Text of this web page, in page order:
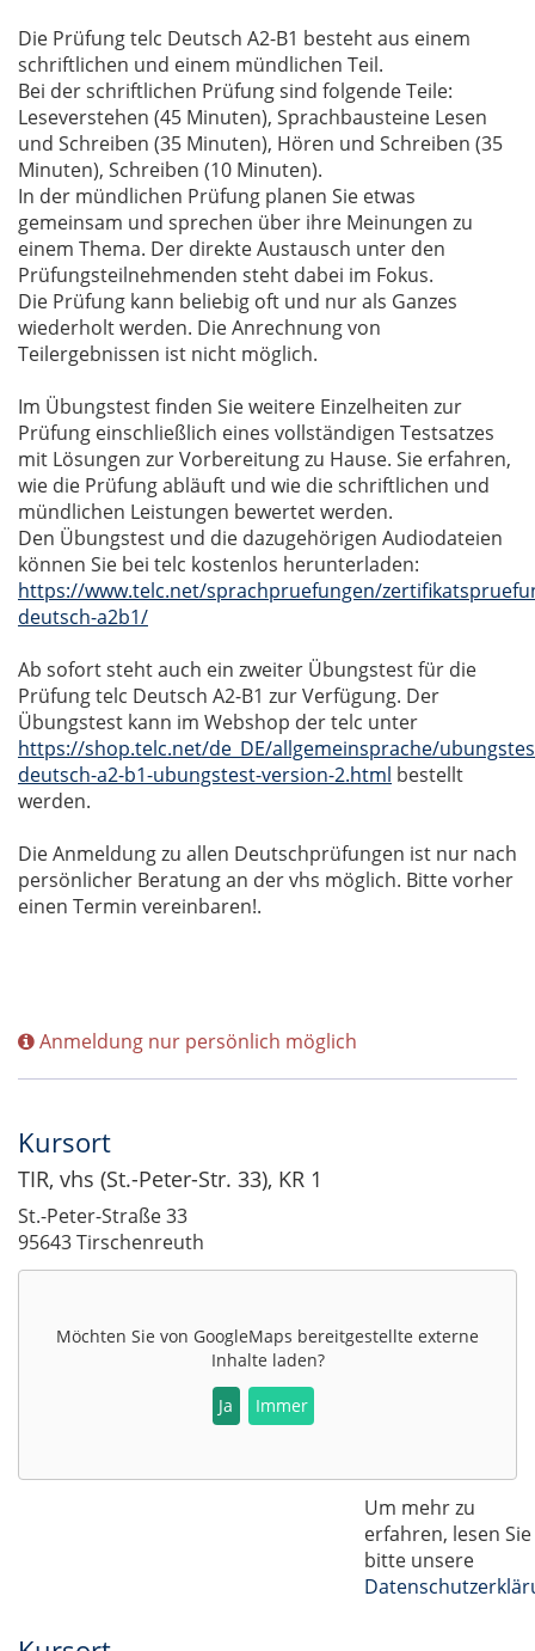
Die Prüfung telc Deutsch A2-B1 besteht aus einem
schriftlichen und einem mündlichen Teil.
Bei der schriftlichen Prüfung sind folgende Teile:
Leseverstehen (45 Minuten), Sprachbausteine Lesen
und Schreiben (35 Minuten), Hören und Schreiben (35
Minuten), Schreiben (10 Minuten).
In der mündlichen Prüfung planen Sie etwas
gemeinsam und sprechen über ihre Meinungen zu
einem Thema. Der direkte Austausch unter den
Prüfungsteilnehmenden steht dabei im Fokus.
Die Prüfung kann beliebig oft und nur als Ganzes
wiederholt werden. Die Anrechnung von
Teilergebnissen ist nicht möglich.
Im Übungstest finden Sie weitere Einzelheiten zur
Prüfung einschließlich eines vollständigen Testsatzes
mit Lösungen zur Vorbereitung zu Hause. Sie erfahren,
wie die Prüfung abläuft und wie die schriftlichen und
mündlichen Leistungen bewertet werden.
Den Übungstest und die dazugehörigen Audiodateien
können Sie bei telc kostenlos herunterladen:
https://www.telc.net/sprachpruefungen/
deutsch-a2b1/
Ab sofort steht auch ein zweiter Übungstest für die
Prüfung telc Deutsch A2-B1 zur Verfügung. Der
Übungstest kann im Webshop der telc unter
https://shop.telc.net/de_DE/allgemeinsprache/
deutsch-a2-b1-ubungstest-version-2.html bestellt
werden.
Die Anmeldung zu allen Deutschprüfungen ist nur nach
persönlicher Beratung an der vhs möglich. Bitte vorher
einen Termin vereinbaren!.
Anmeldung nur persönlich möglich
Kursort
TIR, vhs (St.-Peter-Str. 33), KR 1
St.-Peter-Straße 33
95643 Tirschenreuth
Möchten Sie von GoogleMaps bereitgestellte externe
Inhalte laden?
Ja
Immer
Um mehr zu
erfahren, lesen Sie
bitte unsere